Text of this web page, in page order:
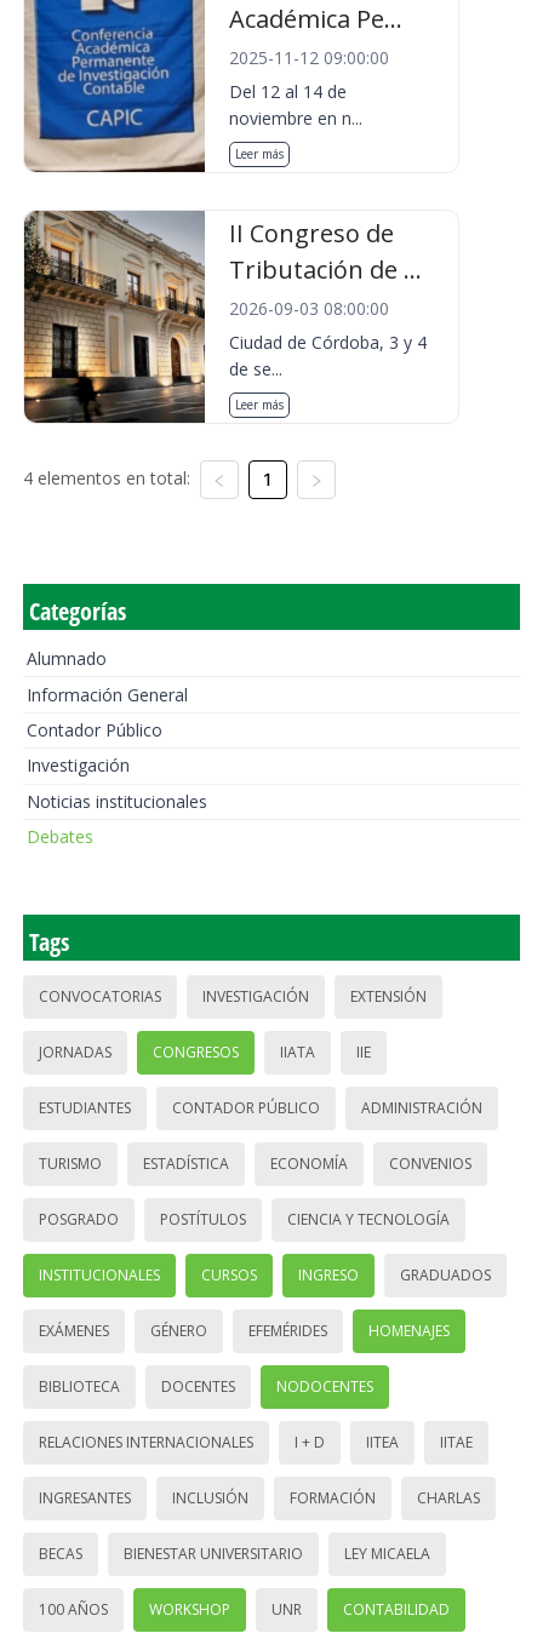
Académica Pe...
2025-11-12 09:00:00
Del 12 al 14 de
noviembre en n...
Leer más
II Congreso de
Tributación de ...
2026-09-03 08:00:00
Ciudad de Córdoba, 3 y 4
de se...
Leer más
4 elementos en total: 1
Categorías
Alumnado
Información General
Contador Público
Investigación
Noticias institucionales
Debates
Tags
CONVOCATORIAS INVESTIGACIÓN EXTENSIÓN
JORNADAS CONGRESOS IIATA IIE
ESTUDIANTES CONTADOR PÚBLICO ADMINISTRACIÓN
TURISMO ESTADÍSTICA ECONOMÍA CONVENIOS
POSGRADO POSTÍTULOS CIENCIA Y TECNOLOGÍA
INSTITUCIONALES CURSOS INGRESO GRADUADOS
EXÁMENES GÉNERO EFEMÉRIDES HOMENAJES
BIBLIOTECA DOCENTES NODOCENTES
RELACIONES INTERNACIONALES I + D IITEA IITAE
INGRESANTES INCLUSIÓN FORMACIÓN CHARLAS
BECAS BIENESTAR UNIVERSITARIO LEY MICAELA
100 AÑOS WORKSHOP UNR CONTABILIDAD